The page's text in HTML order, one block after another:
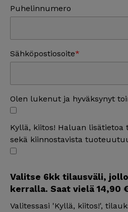
Puhelinnumero
Sähköpostiosoite
Olen lukenut ja hyväksynyt
Kyllä, kiitos! Haluan
sekä kiinnostavista
Valitse 6kk tilausväli,
kerralla. Saat vielä 14,90
Valitessasi 'Kyllä, kiitos!',